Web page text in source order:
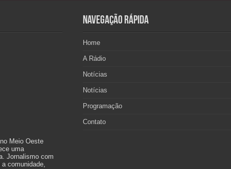
Meio Oeste
uma
Jornalismo com
comunidade,
Navegação Rápida
Home
A Rádio
Notícias
Notícias
Programação
Contato